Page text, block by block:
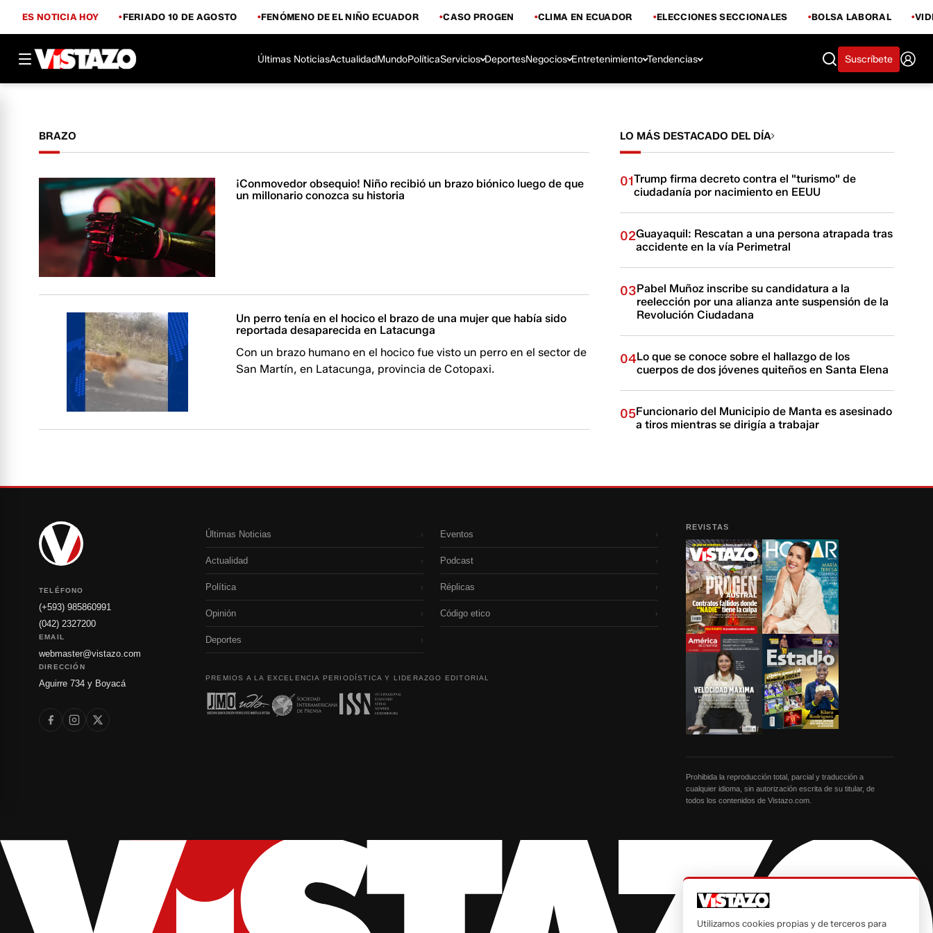
ES NOTICIA HOY FERIADO 10 DE AGOSTO FENÓMENO DE EL NIÑO ECUADOR CASO PROGEN CLIMA EN ECUADOR ELECCIONES SECCIONALES BOLSA LABORAL
Últimas NoticiasActualidadMundoPolíticaServicios DeportesNegocios Entretenimiento Tendencias Suscríbete
BRAZO
¡Conmovedor obsequio! Niño recibió un brazo biónico luego de que
un millonario conozca su historia
Un perro tenía en el hocico el brazo de una mujer que había sido
reportada desaparecida en Latacunga
Con un brazo humano en el hocico fue visto un perro en el sector de
San Martín, en Latacunga, provincia de Cotopaxi.
LO MÁS DESTACADO DEL DÍA
01Trump firma decreto contra el "turismo" de
ciudadanía por nacimiento en EEUU
02Guayaquil: Rescatan a una persona atrapada tras
accidente en la vía Perimetral
03Pabel Muñoz inscribe su candidatura a la
reelección por una alianza ante suspensión de la
Revolución Ciudadana
04Lo que se conoce sobre el hallazgo de los
cuerpos de dos jóvenes quiteños en Santa Elena
05Funcionario del Municipio de Manta es asesinado
a tiros mientras se dirigía a trabajar
TELÉFONO
(+593) 985860991
(042) 2327200
EMAIL
webmaster@vistazo.com
DIRECCIÓN
Aguirre 734 y Boyacá
Últimas Noticias ›
Actualidad ›
Política ›
Opinión ›
Deportes ›
Eventos ›
Podcast ›
Réplicas ›
Código etico ›
PREMIOS A LA EXCELENCIA PERIODÍSTICA Y LIDERAZGO EDITORIAL
REVISTAS
Prohibida la reproducción total, parcial y traducción a
cualquier idioma, sin autorización escrita de su titular, de
todos los contenidos de Vistazo.com.
Utilizamos cookies propias y de terceros para